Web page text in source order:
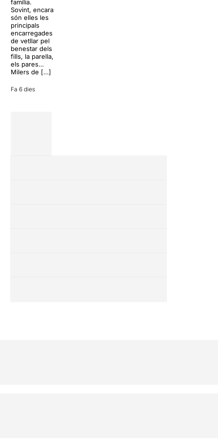
família.
Sovint, encara
són elles les
principals
encarregades
de vetllar pel
benestar dels
fills, la parella,
els pares…
Milers de […]
Fa 6 dies